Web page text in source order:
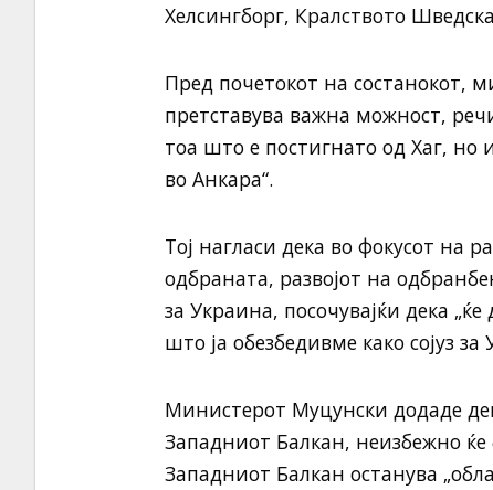
Хелсингборг, Кралството
Пред почетокот на состанокот,
претставува важна можност,
тоа што е постигнато од Хаг, но
во Анкара“.
Тој нагласи дека во фокусот на
одбраната, развојот на
за Украина, посочувајќи дека
што ја обезбедивме како сојуз
Министерот Муцунски додаде
Западниот Балкан, неизбежно
Западниот Балкан останува